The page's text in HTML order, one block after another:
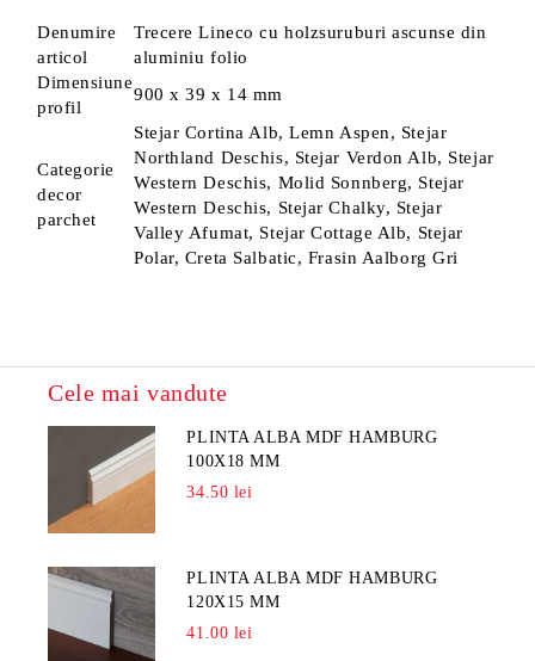
Denumire
articol
Trecere Lineco cu holzsuruburi ascunse din
aluminiu folio
Dimensiune
profil
900 x 39 x 14 mm
Categorie
decor
parchet
Stejar Cortina Alb, Lemn Aspen, Stejar
Northland Deschis, Stejar Verdon Alb, Stejar
Western Deschis, Molid Sonnberg, Stejar
Western Deschis, Stejar Chalky, Stejar
Valley Afumat, Stejar Cottage Alb, Stejar
Polar, Creta Salbatic, Frasin Aalborg Gri
Cele mai vandute
PLINTA ALBA MDF HAMBURG
100X18 MM
34.50 lei
PLINTA ALBA MDF HAMBURG
120X15 MM
41.00 lei